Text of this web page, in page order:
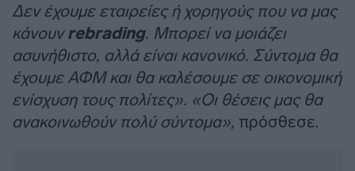
Δεν έχουμε εταιρείες ή χορηγούς που να μας
κάνουνrebrading. Μπορεί να μοιάζει
ασυνήθιστο, αλλά είναι κανονικό. Σύντομα θα
έχουμε ΑΦΜ και θα καλέσουμε σε οικονομική
ενίσχυση τους πολίτες». «Οι θέσεις μας θα
ανακοινωθούν πολύ σύντομα», πρόσθεσε.